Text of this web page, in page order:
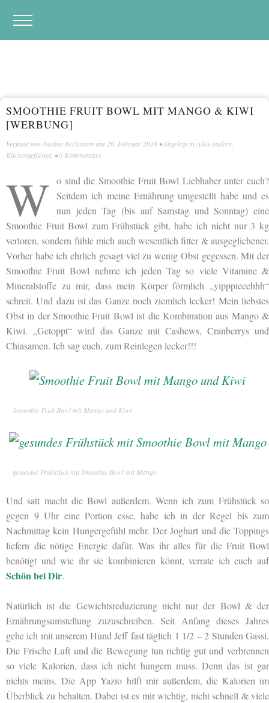
SMOOTHIE FRUIT BOWL MIT MANGO & KIWI
[WERBUNG]
Verfasst von Nadine Beckmann am 26. Februar 2018 • Abgelegt in Alles andere
Küchengeflüster, •0 Kommentare
W o sind die Smoothie Fruit Bowl Liebhaber unter euch?
Seitdem ich meine Ernährung umgestellt habe und es
nun jeden Tag (bis auf Samstag und Sonntag) eine
Smoothie Fruit Bowl zum Frühstück gibt, habe ich nicht nur 3 kg
verloren, sondern fühle mich auch wesentlich fitter & ausgeglichener.
Vorher habe ich ehrlich gesagt viel zu wenig Obst gegessen. Mit der
Smoothie Fruit Bowl nehme ich jeden Tag so viele Vitamine &
Mineralstoffe zu mir, dass mein Körper förmlich „yipppieeehhh“
schreit. Und dazu ist das Ganze noch ziemlich lecker! Mein liebstes
Obst in der Smoothie Fruit Bowl ist die Kombination aus Mango &
Kiwi. „Getoppt“ wird das Ganze mit Cashews, Cranberrys und
Chiasamen. Ich sag euch, zum Reinlegen lecker!!!
Smoothie Fruit Bowl mit Mango und Kiwi
gesundes Frühstück mit Smoothie Bowl mit Mango
Und satt macht die Bowl außerdem. Wenn ich zum Frühstück so
gegen 9 Uhr eine Portion esse, habe ich in der Regel bis zum
Nachmittag kein Hungergefühl mehr. Der Joghurt und die Toppings
liefern die nötige Energie dafür. Was ihr alles für die Fruit Bowl
benötigt und wie ihr sie kombinieren könnt, verrate ich euch auf
Schön bei Dir.
Natürlich ist die Gewichtsreduzierung nicht nur der Bowl & der
Ernährungsumstellung zuzuschreiben. Seit Anfang dieses Jahres
gehe ich mit unserem Hund Jeff fast täglich 1 1/2 – 2 Stunden Gassi.
Die Frische Luft und die Bewegung tun richtig gut und verbrennen
so viele Kalorien, dass ich nicht hungern muss. Denn das ist gar
nichts meins. Die App Yazio hilft mir außerdem, die Kalorien im
Überblick zu behalten. Dabei ist es mir wichtig, nicht schnell & viele